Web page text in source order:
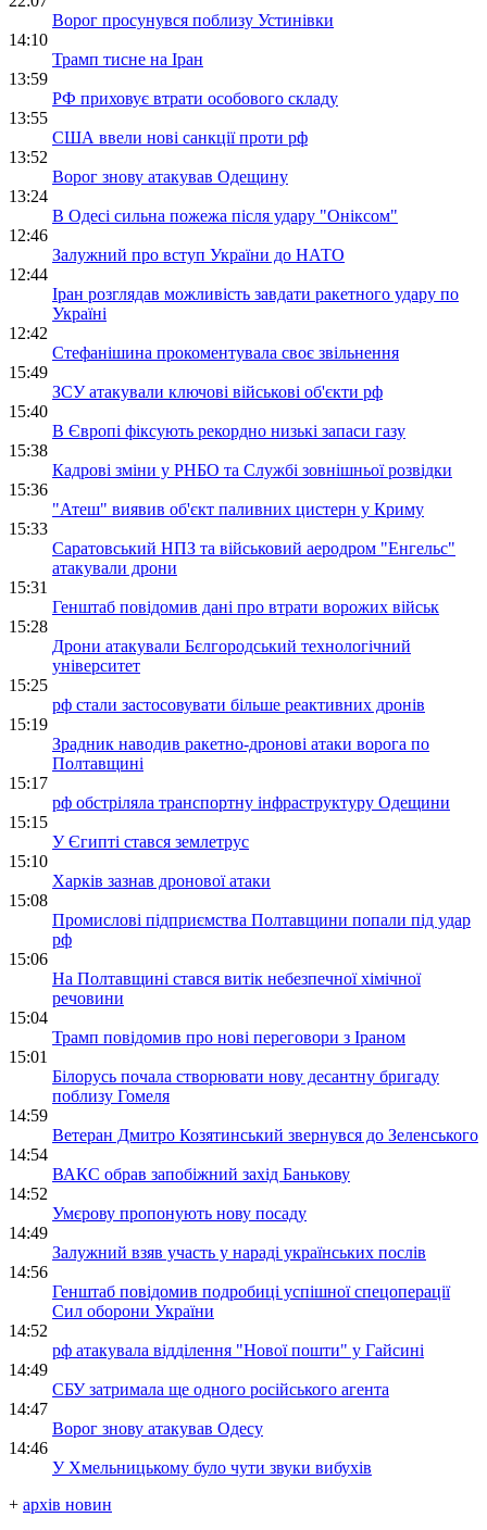
Ворог просунувся поблизу Устинівки
14:10
Трамп тисне на Іран
13:59
РФ приховує втрати особового складу
13:55
США ввели нові санкції проти рф
13:52
Ворог знову атакував Одещину
13:24
В Одесі сильна пожежа після удару "Оніксом"
12:46
Залужний про вступ України до НАТО
12:44
Іран розглядав можливість завдати ракетного удару по
Україні
12:42
Стефанішина прокоментувала своє звільнення
15:49
ЗСУ атакували ключові військові об'єкти рф
15:40
В Європі фіксують рекордно низькі запаси газу
15:38
Кадрові зміни у РНБО та Службі зовнішньої розвідки
15:36
"Атеш" виявив об'єкт паливних цистерн у Криму
15:33
Саратовський НПЗ та військовий аеродром "Енгельс"
атакували дрони
15:31
Генштаб повідомив дані про втрати ворожих військ
15:28
Дрони атакували Бєлгородський технологічний
університет
15:25
рф стали застосовувати більше реактивних дронів
15:19
Зрадник наводив ракетно-дронові атаки ворога по
Полтавщині
15:17
рф обстріляла транспортну інфраструктуру Одещини
15:15
У Єгипті стався землетрус
15:10
Харків зазнав дронової атаки
15:08
Промислові підприємства Полтавщини попали під удар
рф
15:06
На Полтавщині стався витік небезпечної хімічної
речовини
15:04
Трамп повідомив про нові переговори з Іраном
15:01
Білорусь почала створювати нову десантну бригаду
поблизу Гомеля
14:59
Ветеран Дмитро Козятинський звернувся до Зеленського
14:54
ВАКС обрав запобіжний захід Банькову
14:52
Умєрову пропонують нову посаду
14:49
Залужний взяв участь у нараді українських послів
14:56
Генштаб повідомив подробиці успішної спецоперації
Сил оборони України
14:52
рф атакувала відділення "Нової пошти" у Гайсині
14:49
СБУ затримала ще одного російського агента
14:47
Ворог знову атакував Одесу
14:46
У Хмельницькому було чути звуки вибухів
+ архів новин